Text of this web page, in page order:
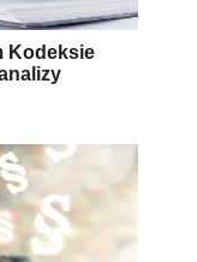
Kodeksie